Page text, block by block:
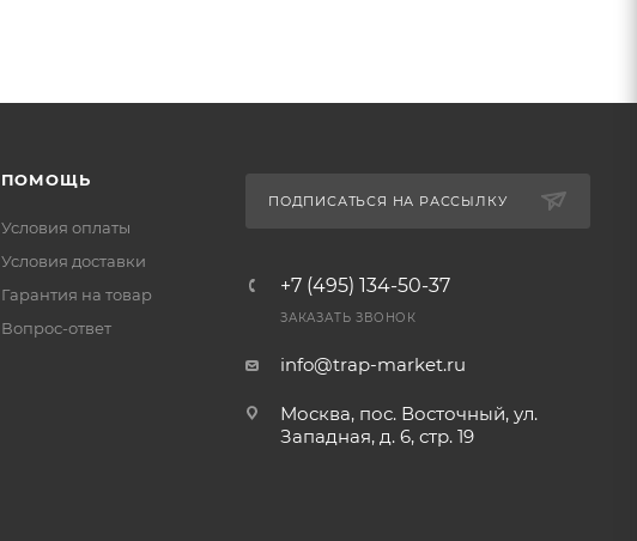
ПОМОЩЬ
Условия оплаты
Условия доставки
Гарантия на товар
Вопрос-ответ
ПОДПИСАТЬСЯ НА РАССЫЛКУ
+7 (495) 134-50-37
ЗАКАЗАТЬ ЗВОНОК
info@trap-market.ru
Москва, пос. Восточный, ул.
Западная, д. 6, стр. 19